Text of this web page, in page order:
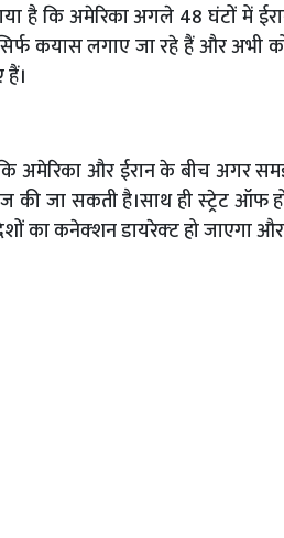
है कि अमेरिका अगले 48 घंटों में
कयास लगाए जा रहे हैं और अभी
अमेरिका और ईरान के बीच अगर
की जा सकती है।साथ ही स्‍ट्रेट ऑफ
का कनेक्‍शन डायरेक्‍ट हो जाएगा